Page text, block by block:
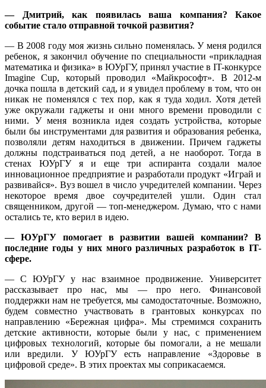
— Дмитрий, как появилась ваша компания? Какое
событие стало отправной точкой развития?
— В 2008 году моя жизнь сильно поменялась. У меня родился
ребенок, я закончил обучение по специальности «прикладная
математика и физика» в ЮУрГУ, принял участие в IT-конкурсе
Imagine Cup, который проводил «Майкрософт». В 2012-м
дочка пошла в детский сад, и я увидел проблему в том, что он
никак не поменялся с тех пор, как я туда ходил. Хотя детей
уже окружали гаджеты и они много времени проводили с
ними. У меня возникла идея создать устройства, которые
были бы инструментами для развития и образования ребенка,
позволяли детям находиться в движении. Причем гаджеты
должны подстраиваться под детей, а не наоборот. Тогда в
стенах ЮУрГУ я и еще три аспиранта создали малое
инновационное предприятие и разработали продукт «Играй и
развивайся». Вуз вошел в число учредителей компании. Через
некоторое время двое соучредителей ушли. Один стал
священником, другой — топ-менеджером. Думаю, что с нами
остались те, кто верил в идею.
— ЮУрГУ помогает в развитии вашей компании? В
последние годы у них много различных разработок в IT-
сфере.
— С ЮУрГУ у нас взаимное продвижение. Университет
рассказывает про нас, мы — про него. Финансовой
поддержки нам не требуется, мы самодостаточные. Возможно,
будем совместно участвовать в грантовых конкурсах по
направлению «Бережная цифра». Мы стремимся сохранить
детские активности, которые были у нас, с применением
цифровых технологий, которые бы помогали, а не мешали
или вредили. У ЮУрГУ есть направление «Здоровье в
цифровой среде». В этих проектах мы соприкасаемся.